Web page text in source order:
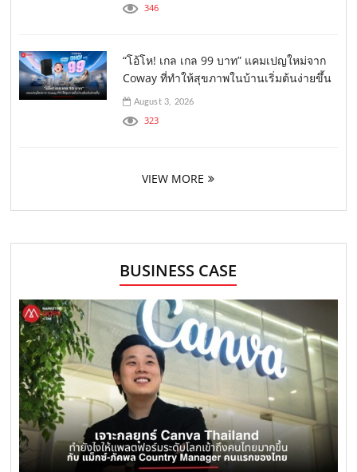
346
“โอ้โห! เกล เกล 99 บาท” แคมเปญใหม่จาก
Coway ที่ทำให้สุขภาพในบ้านเริ่มต้นง่ายขึ้น
August 3, 2026
323
VIEW MORE
BUSINESS CASE